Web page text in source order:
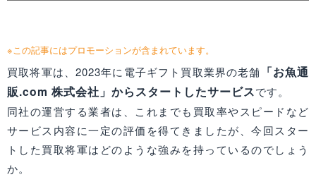
※この記事にはプロモーションが含まれています。
買取将軍は、2023年に電子ギフト買取業界の老舗 「お魚通
販.com 株式会社」からスタートしたサービスです。
同社の運営する業者は、これまでも買取率やスピードなど
サービス内容に一定の評価を得てきましたが、今回スター
トした買取将軍はどのような強みを持っているのでしょう
か。